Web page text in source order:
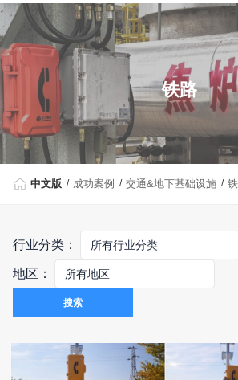
铁路
中文版 成功案例 交通&地下基础设施
行业分类：
地区：
搜索